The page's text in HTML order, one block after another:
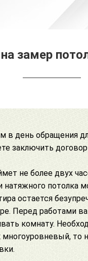
замер
в день обращения
заключить договор
не более двух
потолка
остается
. Перед работами
комнату.
многоуровневый, то